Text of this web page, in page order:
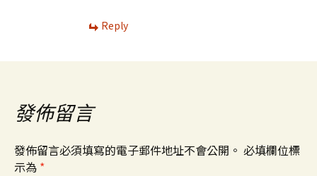
Reply
發佈留言
發佈留言必須填寫的電子郵件地址不會公開。 必填欄位標
示為 *